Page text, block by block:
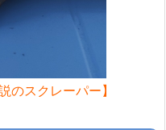
のスクレーパー】